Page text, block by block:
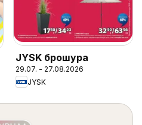
JYSK брошура
29.07. - 27.08.2026
JYSK